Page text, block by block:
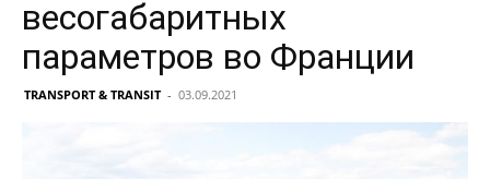
весогабаритных
параметров во Франции
TRANSPORT & TRANSIT - 03.09.2021